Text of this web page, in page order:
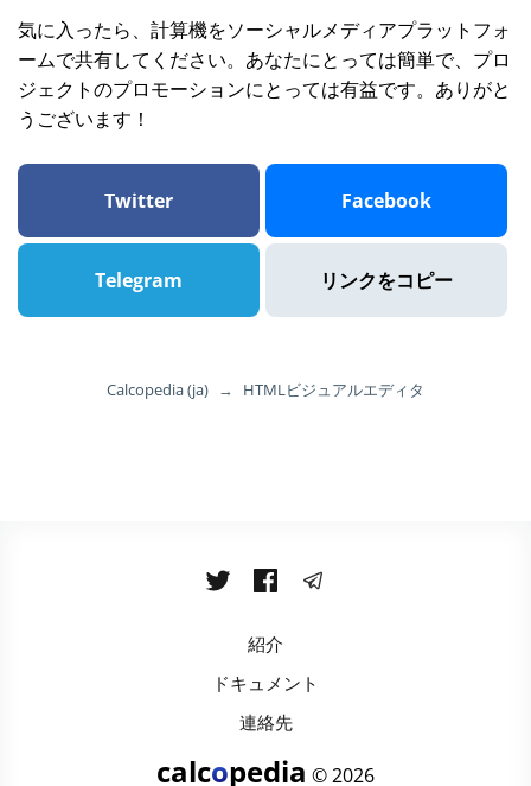
気に入ったら、計算機をソーシャルメディアプラットフォ
ームで共有してください。あなたにとっては簡単で、プロ
ジェクトのプロモーションにとっては有益です。ありがと
うございます！
Twitter Facebook
Telegram リンクをコピー
Calcopedia (ja) → HTMLビジュアルエディタ
紹介
ドキュメント
連絡先
calcopedia © 2026